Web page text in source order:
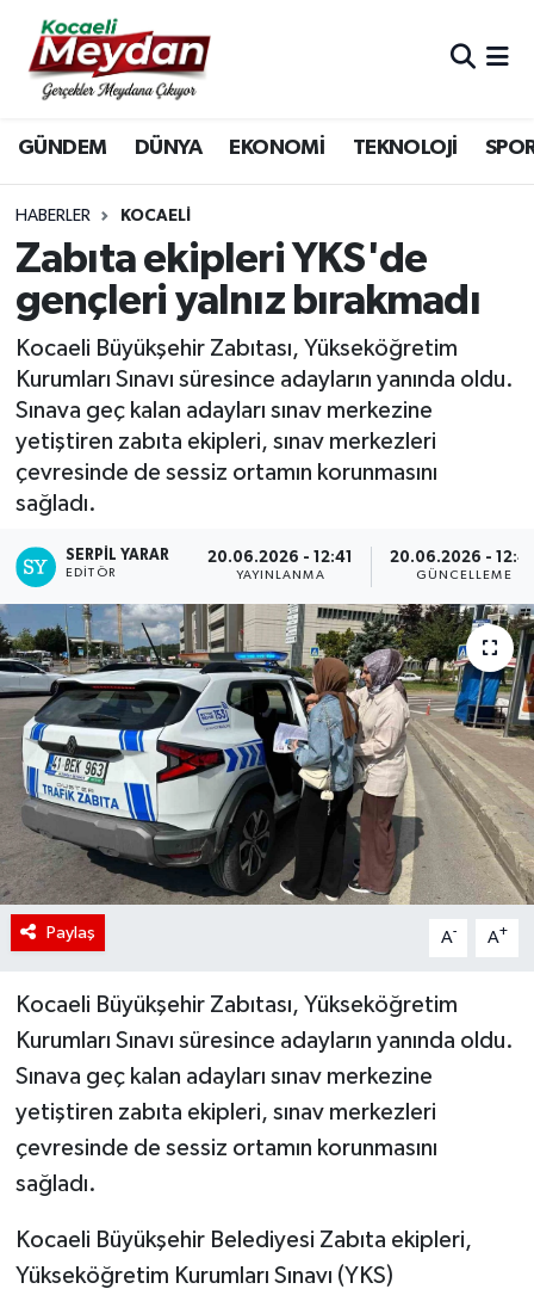
GÜNDEM DÜNYA EKONOMİ TEKNOLOJİ
HABERLER KOCAELI
Zabıta ekipleri YKS'de
gençleri yalnız bırakmadı
Kocaeli Büyükşehir Zabıtası, Yükseköğretim
Kurumları Sınavı süresince adayların yanında oldu.
Sınava geç kalan adayları sınav merkezine
yetiştiren zabıta ekipleri, sınav merkezleri
çevresinde de sessiz ortamın korunmasını
sağladı.
SERPİL YARAR
EDITÖR
20.06.2026 - 12:41
YAYINLANMA
20.06.2026 -
GÜNCELLEME
Paylaş A- A+
Kocaeli Büyükşehir Zabıtası, Yükseköğretim
Kurumları Sınavı süresince adayların yanında oldu.
Sınava geç kalan adayları sınav merkezine
yetiştiren zabıta ekipleri, sınav merkezleri
çevresinde de sessiz ortamın korunmasını
sağladı.
Kocaeli Büyükşehir Belediyesi Zabıta ekipleri,
Yükseköğretim Kurumları Sınavı (YKS)
Nöbetçi Eczaneler
Hava Durumu
Trafik Durumu
Süper Lig Puan Durumu ve Fikstür
Haber Arşivi